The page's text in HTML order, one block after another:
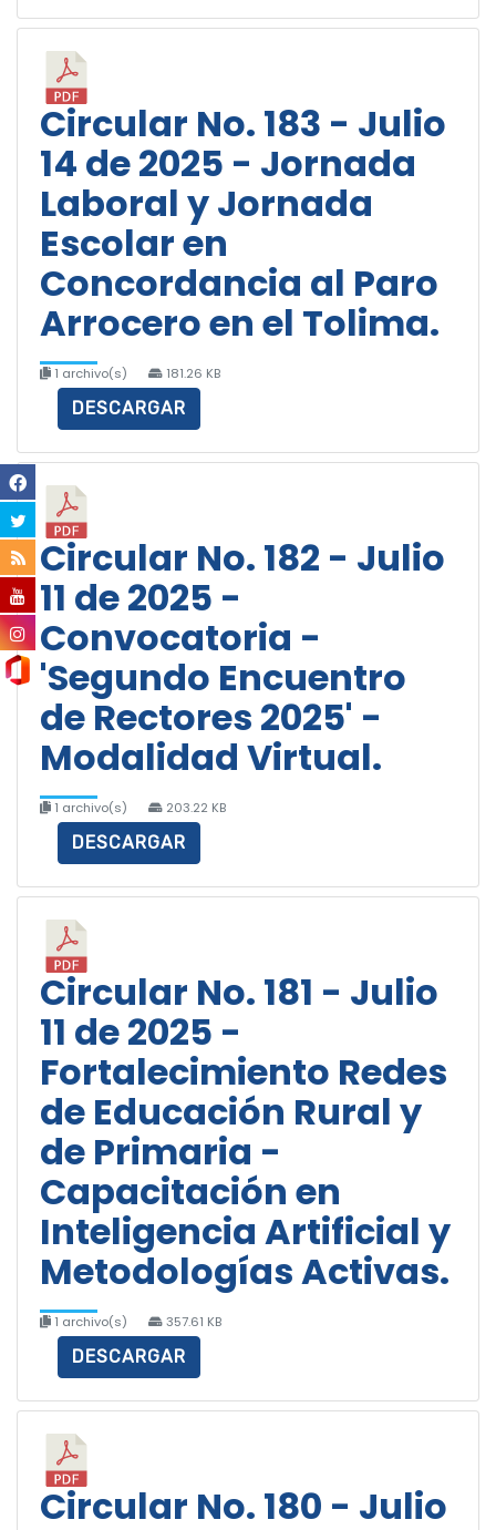
Circular No. 183 - Julio
14 de 2025 - Jornada
Laboral y Jornada
Escolar en
Concordancia al Paro
Arrocero en el Tolima.
1 archivo(s) 181.26 KB
DESCARGAR
Circular No. 182 - Julio
11 de 2025 -
Convocatoria -
'Segundo Encuentro
de Rectores 2025' -
Modalidad Virtual.
1 archivo(s) 203.22 KB
DESCARGAR
Circular No. 181 - Julio
11 de 2025 -
Fortalecimiento Redes
de Educación Rural y
de Primaria -
Capacitación en
Inteligencia Artificial y
Metodologías Activas.
1 archivo(s) 357.61 KB
DESCARGAR
Circular No. 180 - Julio